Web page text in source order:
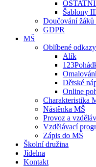
Šablony
Doučování žáků
GDPR
MŠ
Oblíbené
Alík
Dětské
Online
Charakteristika
Nástěnka MŠ
Provoz a
Vzdělávací
Zápis do MŠ
Školní družina
Jídelna
Kontakt